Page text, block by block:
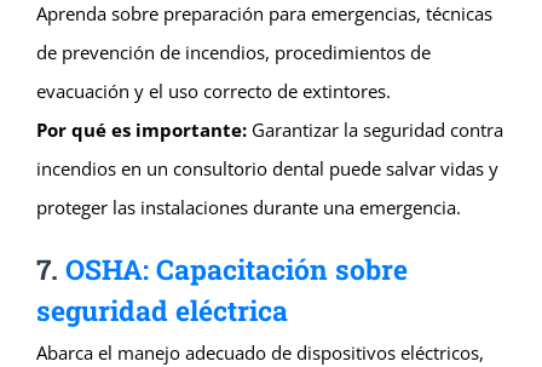
Aprenda sobre preparación para emergencias, técnicas
de prevención de incendios, procedimientos de
evacuación y el uso correcto de extintores.
Por qué es importante:Garantizar la seguridad contra
incendios en un consultorio dental puede salvar vidas y
proteger las instalaciones durante una emergencia.
7. OSHA: Capacitación sobre
seguridad eléctrica
Abarca el manejo adecuado de dispositivos eléctricos,